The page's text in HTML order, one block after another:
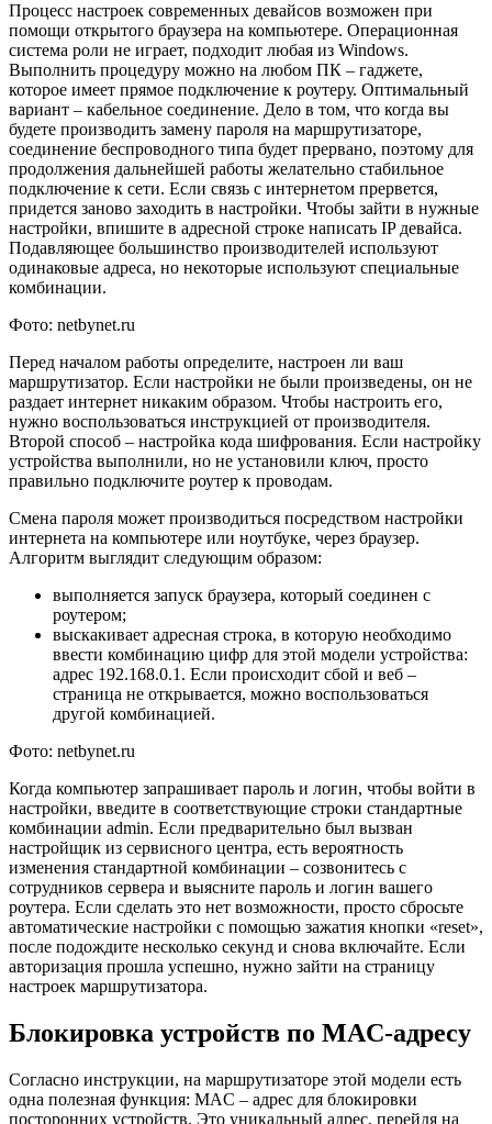
Процесс настроек современных девайсов возможен при
помощи открытого браузера на компьютере. Операционная
система роли не играет, подходит любая из Windows.
Выполнить процедуру можно на любом ПК – гаджете,
которое имеет прямое подключение к роутеру. Оптимальный
вариант – кабельное соединение. Дело в том, что когда вы
будете производить замену пароля на маршрутизаторе,
соединение беспроводного типа будет прервано, поэтому для
продолжения дальнейшей работы желательно стабильное
подключение к сети. Если связь с интернетом прервется,
придется заново заходить в настройки. Чтобы зайти в нужные
настройки, впишите в адресной строке написать IP девайса.
Подавляющее большинство производителей используют
одинаковые адреса, но некоторые используют специальные
комбинации.
Фото: netbynet.ru
Перед началом работы определите, настроен ли ваш
маршрутизатор. Если настройки не были произведены, он не
раздает интернет никаким образом. Чтобы настроить его,
нужно воспользоваться инструкцией от производителя.
Второй способ – настройка кода шифрования. Если настройку
устройства выполнили, но не установили ключ, просто
правильно подключите роутер к проводам.
Смена пароля может производиться посредством настройки
интернета на компьютере или ноутбуке, через браузер.
Алгоритм выглядит следующим образом:
выполняется запуск браузера, который соединен с
роутером;
выскакивает адресная строка, в которую необходимо
ввести комбинацию цифр для этой модели устройства:
адрес 192.168.0.1. Если происходит сбой и веб –
страница не открывается, можно воспользоваться
другой комбинацией.
Фото: netbynet.ru
Когда компьютер запрашивает пароль и логин, чтобы войти в
настройки, введите в соответствующие строки стандартные
комбинации admin. Если предварительно был вызван
настройщик из сервисного центра, есть вероятность
изменения стандартной комбинации – созвонитесь с
сотрудников сервера и выясните пароль и логин вашего
роутера. Если сделать это нет возможности, просто сбросьте
автоматические настройки с помощью зажатия кнопки «reset»,
после подождите несколько секунд и снова включайте. Если
авторизация прошла успешно, нужно зайти на страницу
настроек маршрутизатора.
Блокировка устройств по MAC-адресу
Согласно инструкции, на маршрутизаторе этой модели есть
одна полезная функция: MAC – адрес для блокировки
посторонних устройств. Это уникальный адрес, перейдя на